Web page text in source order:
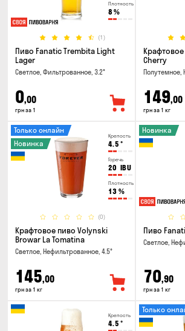
Плотность
8 %
(1)
Пиво Fanatic Trembita Light
Lager
Светлое, Фильтрованное, 3.2°
0,00
грн за 1
Крафтовое
Cherry
Полутемное,
149,00
грн за 1 кг
Крепость
4.5 °
Горечь
20 IBU
Плотность
13 %
(0)
Только онлайн
Новинка
Крафтовое пиво Volynski
Browar La Tomatina
Светлое, Нефильтрованное, 4.5°
145,00
грн за 1 кг
Новинка
Пиво
Светлое,
70,90
грн за 1 кг
Крепость
4.5 °
Только